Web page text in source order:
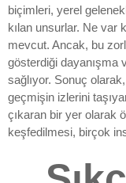
biçimleri, yerel
kılan unsurlar. Ne var
mevcut. Ancak, bu
gösterdiği dayanışma
sağlıyor. Sonuç
geçmişin izlerini
çıkaran bir yer olarak
keşfedilmesi, birçok